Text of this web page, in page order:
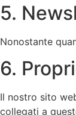
5.
Nonostante
6.
Il nostro sito
collegati a